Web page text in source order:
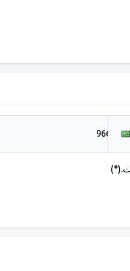
(*)